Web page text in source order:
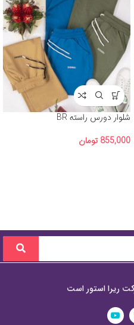
شلوار دورس راسته BR
855,000 تومان
ریرا استور است